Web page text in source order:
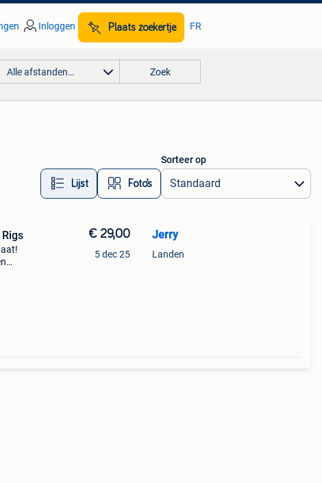
Inloggen Plaats zoekertje FR
Alle afstanden… Zoek
Lijst Foto’s
Sorteer op
€ 29,00
5 dec 25
Jerry
Landen